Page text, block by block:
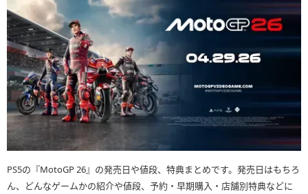
PS5の『MotoGP 26』の発売日や値段、特典まとめです。発売日はもちろ
ん、どんなゲームかの紹介や値段、予約・早期購入・店舗別特典などに